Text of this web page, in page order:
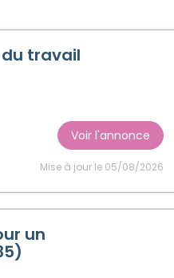
travail
Voir l'annonce
Mise à jour le 05/08/2026
un